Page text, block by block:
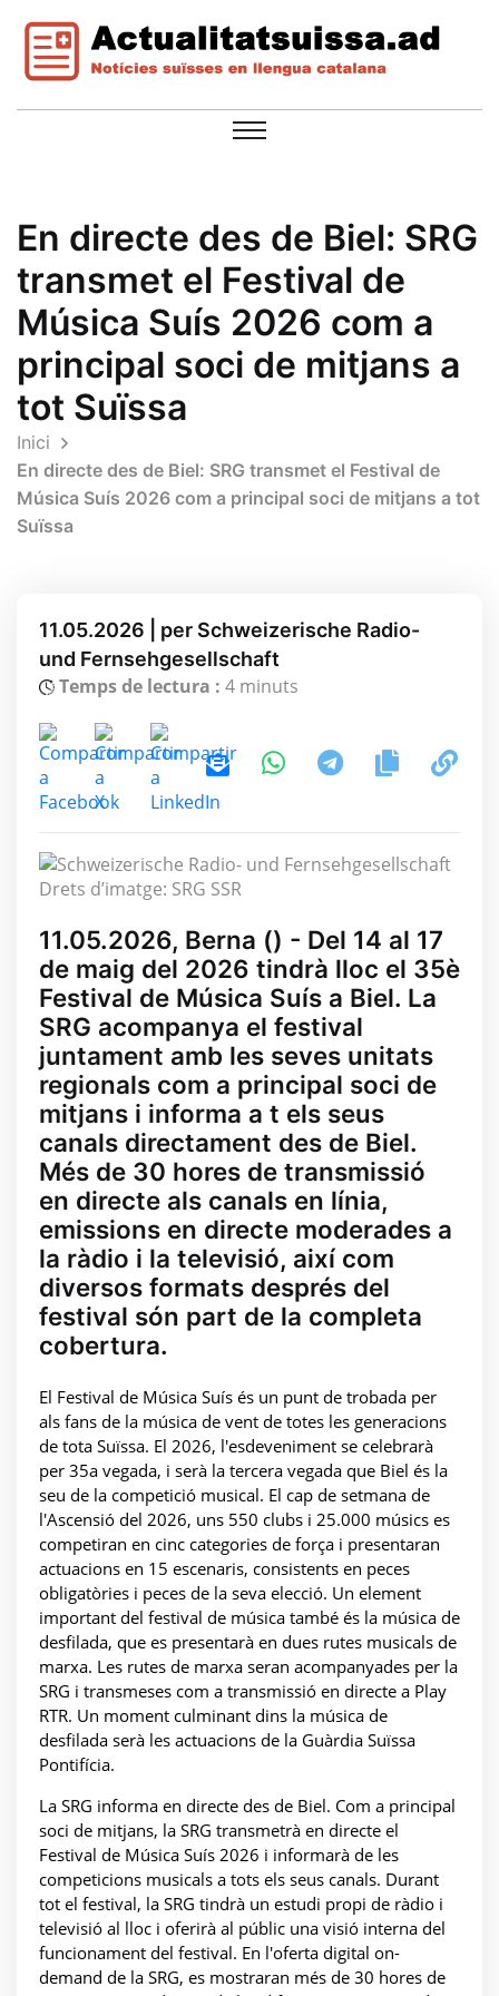
En directe des de Biel: SRG
transmet el Festival de
Música Suís 2026 com a
principal soci de mitjans a
tot Suïssa
Inici
En directe des de Biel: SRG transmet el Festival de
Música Suís 2026 com a principal soci de mitjans a tot
Suïssa
11.05.2026 | per Schweizerische Radio-
und Fernsehgesellschaft
Temps de lectura : 4 minuts
Drets d’imatge: SRG SSR
11.05.2026, Berna () - Del 14 al 17
de maig del 2026 tindrà lloc el 35è
Festival de Música Suís a Biel. La
SRG acompanya el festival
juntament amb les seves unitats
regionals com a principal soci de
mitjans i informa a t els seus
canals directament des de Biel.
Més de 30 hores de transmissió
en directe als canals en línia,
emissions en directe moderades a
la ràdio i la televisió, així com
diversos formats després del
festival són part de la completa
cobertura.
El Festival de Música Suís és un punt de trobada per
als fans de la música de vent de totes les generacions
de tota Suïssa. El 2026, l'esdeveniment se celebrarà
per 35a vegada, i serà la tercera vegada que Biel és la
seu de la competició musical. El cap de setmana de
l'Ascensió del 2026, uns 550 clubs i 25.000 músics es
competiran en cinc categories de força i presentaran
actuacions en 15 escenaris, consistents en peces
obligatòries i peces de la seva elecció. Un element
important del festival de música també és la música de
desfilada, que es presentarà en dues rutes musicals de
marxa. Les rutes de marxa seran acompanyades per la
SRG i transmeses com a transmissió en directe a Play
RTR. Un moment culminant dins la música de
desfilada serà les actuacions de la Guàrdia Suïssa
Pontifícia.
La SRG informa en directe des de Biel. Com a principal
soci de mitjans, la SRG transmetrà en directe el
Festival de Música Suís 2026 i informarà de les
competicions musicals a tots els seus canals. Durant
tot el festival, la SRG tindrà un estudi propi de ràdio i
televisió al lloc i oferirà al públic una visió interna del
funcionament del festival. En l'oferta digital on-
demand de la SRG, es mostraran més de 30 hores de